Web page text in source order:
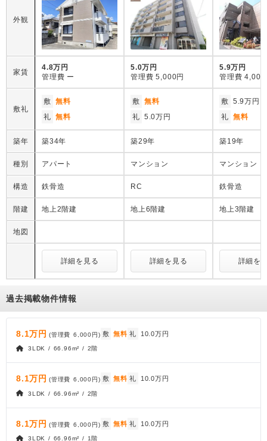
外観
家賃
4.8万円
管理費 ー
5.0万円
管理費 5,000円
5.9万円
管理費 4,000
敷礼
敷 無料
礼 無料
敷 無料
礼 5.0万円
敷 5.9万円
礼 無料
築年 築34年 築29年 築19年
種別 アパート マンション マンション
構造 鉄骨造 RC 鉄骨造
階建 地上2階建 地上6階建 地上3階建
地図
詳細を見る 詳細を見る 詳細を
過去掲載物件情報
8.1万円 (管理費 6,000円) 敷 無料 礼 10.0万円
3LDK / 66.96m² / 2階
8.1万円 (管理費 6,000円 ) 敷 無料 礼 10.0万円
3LDK / 66.96m² / 2階
8.1万円 (管理費 6,000円) 敷 無料 礼 10.0万円
3LDK / 66.96m² / 1階